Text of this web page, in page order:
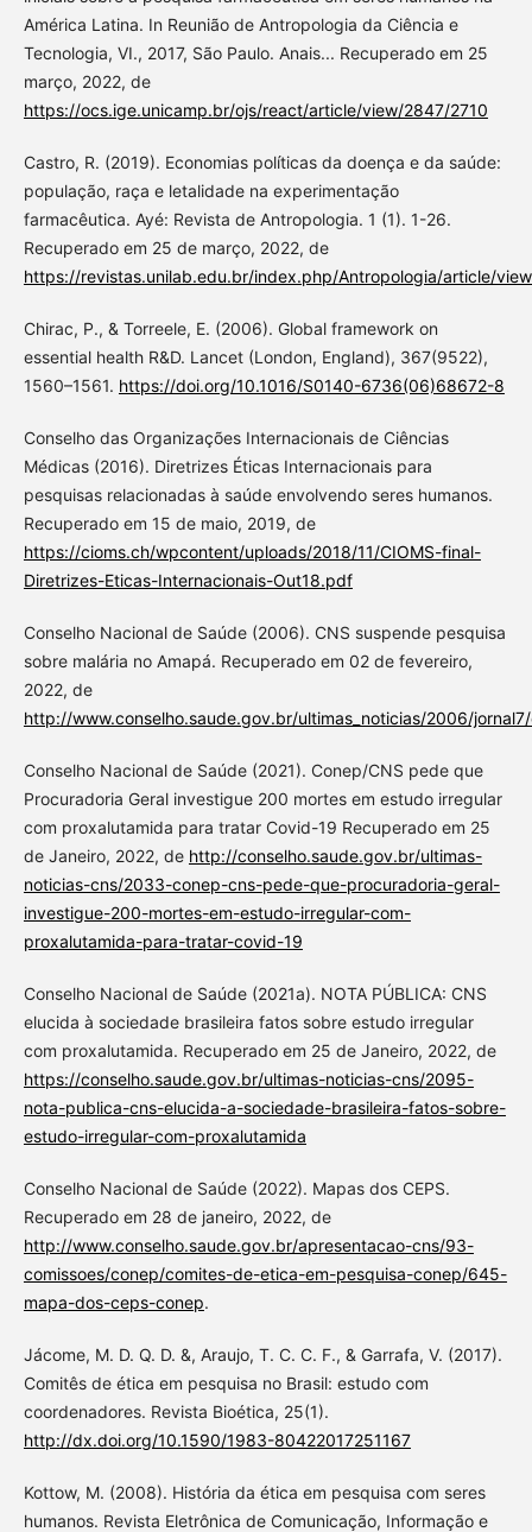
América Latina. In Reunião de Antropologia da Ciência e
Tecnologia, VI., 2017, São Paulo. Anais... Recuperado em 25
março, 2022, de
https://ocs.ige.unicamp.br/ojs/react/article/view/2847/2710
Castro, R. (2019). Economias políticas da doença e da saúde:
população, raça e letalidade na experimentação
farmacêutica. Ayé: Revista de Antropologia. 1 (1). 1-26.
Recuperado em 25 de março, 2022, de
https://revistas.unilab.edu.br/index.php/Antropologia/article/
Chirac, P., & Torreele, E. (2006). Global framework on
essential health R&D. Lancet (London, England), 367(9522),
1560–1561. https://doi.org/10.1016/S0140-6736(06)68672-8
Conselho das Organizações Internacionais de Ciências
Médicas (2016). Diretrizes Éticas Internacionais para
pesquisas relacionadas à saúde envolvendo seres humanos.
Recuperado em 15 de maio, 2019, de
https://cioms.ch/wpcontent/uploads/2018/11/CIOMS-final-
Diretrizes-Eticas-Internacionais-Out18.pdf
Conselho Nacional de Saúde (2006). CNS suspende pesquisa
sobre malária no Amapá. Recuperado em 02 de fevereiro,
2022, de
http://www.conselho.saude.gov.br/ultimas_noticias/2006/
Conselho Nacional de Saúde (2021). Conep/CNS pede que
Procuradoria Geral investigue 200 mortes em estudo irregular
com proxalutamida para tratar Covid-19 Recuperado em 25
de Janeiro, 2022, de http://conselho.saude.gov.br/ultimas-
noticias-cns/2033-conep-cns-pede-que-procuradoria-geral-
investigue-200-mortes-em-estudo-irregular-com-
proxalutamida-para-tratar-covid-19
Conselho Nacional de Saúde (2021a). NOTA PÚBLICA: CNS
elucida à sociedade brasileira fatos sobre estudo irregular
com proxalutamida. Recuperado em 25 de Janeiro, 2022, de
https://conselho.saude.gov.br/ultimas-noticias-cns/2095-
nota-publica-cns-elucida-a-sociedade-brasileira-fatos-sobre-
estudo-irregular-com-proxalutamida
Conselho Nacional de Saúde (2022). Mapas dos CEPS.
Recuperado em 28 de janeiro, 2022, de
http://www.conselho.saude.gov.br/apresentacao-cns/93-
comissoes/conep/comites-de-etica-em-pesquisa-conep/645-
mapa-dos-ceps-conep.
Jácome, M. D. Q. D. &, Araujo, T. C. C. F., & Garrafa, V. (2017).
Comitês de ética em pesquisa no Brasil: estudo com
coordenadores. Revista Bioética, 25(1).
http://dx.doi.org/10.1590/1983-80422017251167
Kottow, M. (2008). História da ética em pesquisa com seres
humanos. Revista Eletrônica de Comunicação, Informação e